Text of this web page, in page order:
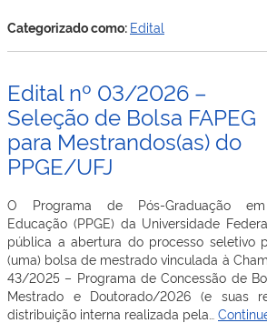
04/2026
docentes
efetivos
da
UFJ
Categorizado como: Edital
Edital nº 03/2026 –
Seleção de Bolsa FAPEG
para Mestrandos(as) do
PPGE/UFJ
O Programa de Pós-Graduação em
Educação (PPGE) da Universidade
pública a abertura do processo seletivo
(uma) bolsa de mestrado vinculada à
43/2025 – Programa de Concessão de
Mestrado e Doutorado/2026 (e suas
distribuição interna realizada pela…